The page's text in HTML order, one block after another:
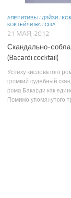
АПЕРИТИВЫ /ДЭЙЗИ/
КОКТЕЙЛИ IBA/США
21 МАЯ, 2012
Скандально-
(Bacardi cocktail)
Успеху кисловатого
громкий судебный
рома Бакарди как
Помимо упомянутого